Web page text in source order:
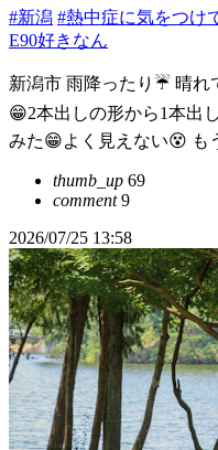
#新潟 #熱中症に気をつけ
E90好きなん
新潟市 雨降ったり☔ 晴
😁2本出しの形から1本出
みた😁よく見えない😵 も
thumb_up 69
comment9
2026/07/25 13:58